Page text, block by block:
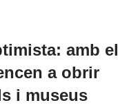
amb el
a obrir
i museus